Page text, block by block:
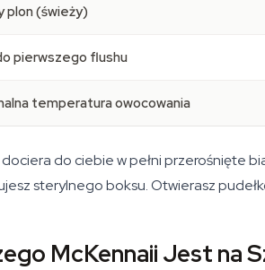
plon (świeży)
pierwszego flushu
temperatura owocowania
dociera do ciebie w pełni przerośnięte
sterylnego boksu. Otwierasz
McKennaii Jest na